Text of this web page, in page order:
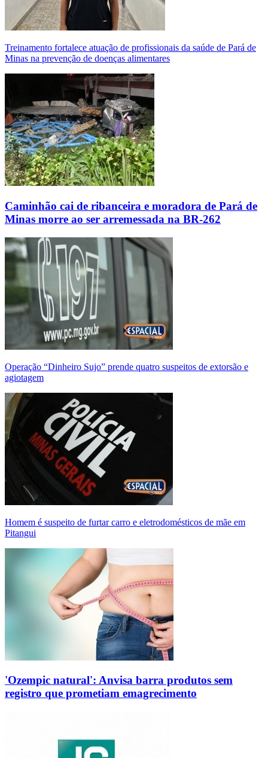
Treinamento fortalece atuação de profissionais da saúde de Pará de
Minas na prevenção de doenças alimentares
Caminhão cai de ribanceira e moradora de Pará de
Minas morre ao ser arremessada na BR-262
Operação “Dinheiro Sujo” prende quatro suspeitos de extorsão e
agiotagem
Homem é suspeito de furtar carro e eletrodomésticos de mãe em
Pitangui
'Ozempic natural': Anvisa barra produtos sem
registro que prometiam emagrecimento